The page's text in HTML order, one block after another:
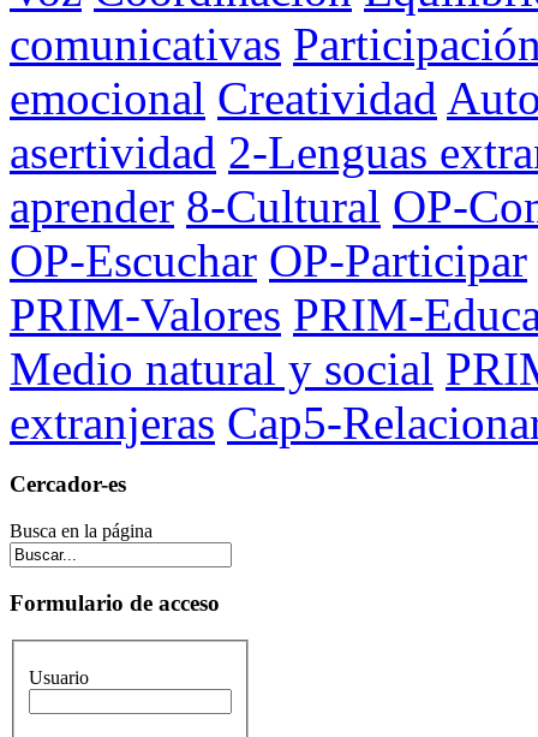
comunicativas
emocional Creatividad
asertividad 2-Lenguas
aprender 8-Cultural OP-
OP-Escuchar OP-Participar
PRIM-Valores PRIM-
Medio natural y social
extranjeras Cap5-
Cercador-es
Busca en la página
Formulario de acceso
Usuario